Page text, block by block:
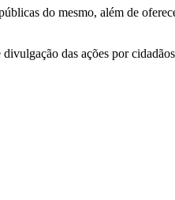
do mesmo, além de
das ações por